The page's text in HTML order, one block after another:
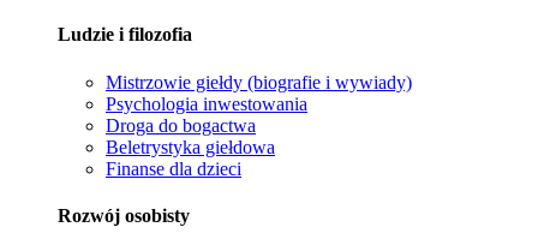
Ludzie i filozofia
Mistrzowie giełdy (biografie i wywiady)
Psychologia inwestowania
Droga do bogactwa
Beletrystyka giełdowa
Finanse dla dzieci
Rozwój osobisty